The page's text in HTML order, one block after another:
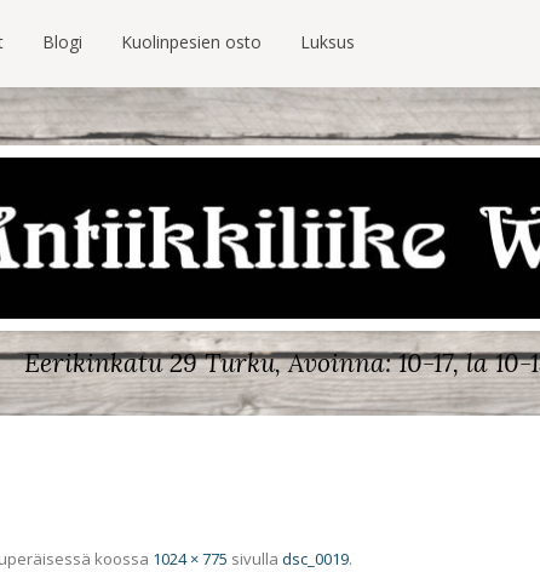
Blogi Kuolinpesien osto Luksus
Eerikinkatu 29 Turku, Avoinna: 10-17, la 10-
koossa 1024 × 775 sivulla dsc_0019.